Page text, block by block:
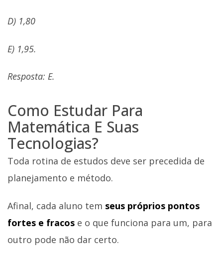
D) 1,80
E) 1,95.
Resposta: E.
Como Estudar Para
Matemática E Suas
Tecnologias?
Toda rotina de estudos deve ser precedida de
planejamento e método.
Afinal, cada aluno tem seus próprios pontos
fortes e fracos e o que funciona para um, para
outro pode não dar certo.